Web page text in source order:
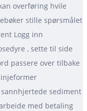
overføring hvile
stille spørsmålet
Logg inn
, sette til side
passere over tilbake
sediment
med betaling